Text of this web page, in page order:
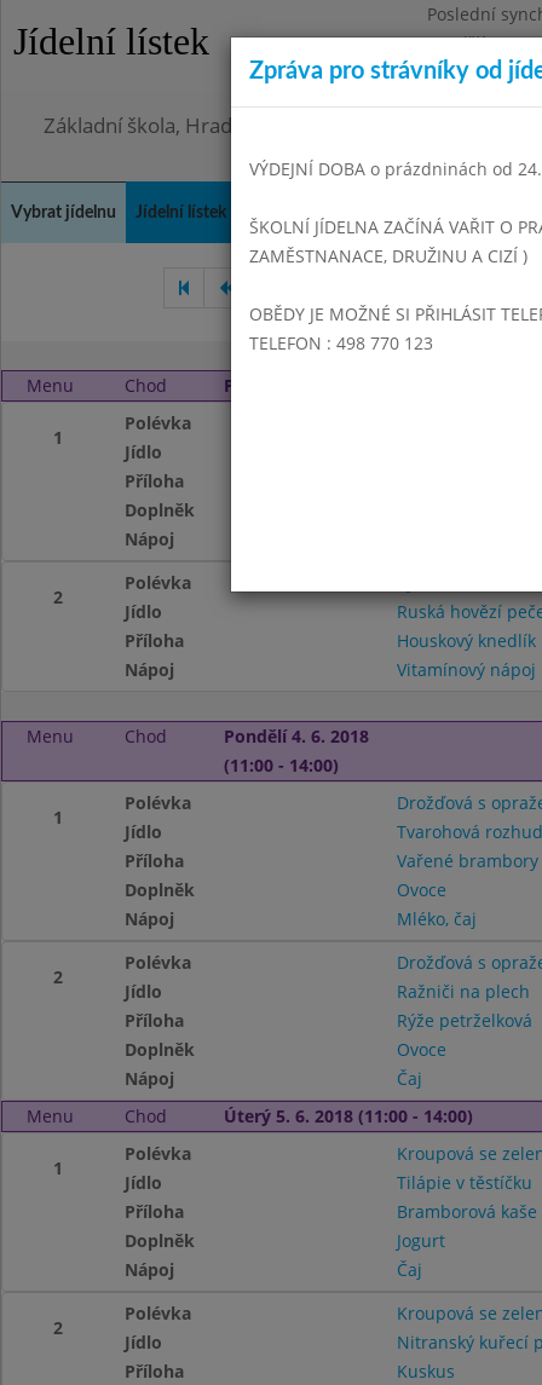
Jídelní lístek
Poslední
Pondělí
Omezení
Základní škola, Hradec Králové, Bezručova 1468
Vybrat jídelnu Jídelní lístek
Menu Chod Pátek 1. 6. 2018 (11:00 - 14:00)
1
Polévka
Jídlo
Příloha
Doplněk
Nápoj
2
Polévka
Jídlo
Ruská hovězí
Příloha
Houskový knedlík
Nápoj
Vitamínový nápoj
Menu Chod
Pondělí 4. 6. 2018
(11:00 - 14:00)
1
Polévka
Drožďová s
Jídlo
Tvarohová
Příloha
Vařené
Doplněk
Ovoce
Nápoj
Mléko, čaj
2
Polévka
Drožďová s
Jídlo
Ražniči na plech
Příloha
Rýže petrželková
Doplněk
Ovoce
Nápoj
Čaj
Menu
Chod Úterý 5. 6. 2018 (11:00 - 14:00)
1
Polévka
Kroupová se
Jídlo
Tilápie v těstíčku
Příloha
Bramborová
Doplněk
Jogurt
Nápoj
Čaj
2
Polévka
Kroupová se
Jídlo
Nitranský kuřecí
Příloha
Kuskus
Zpráva pro strávníky od
VÝDEJNÍ DOBA o prázdninách od
ŠKOLNÍ JÍDELNA ZAČÍNÁ VAŘIT O
ZAMĚSTNANACE, DRUŽINU A CIZÍ )
OBĚDY JE MOŽNÉ SI PŘIHLÁSIT
TELEFON : 498 770 123